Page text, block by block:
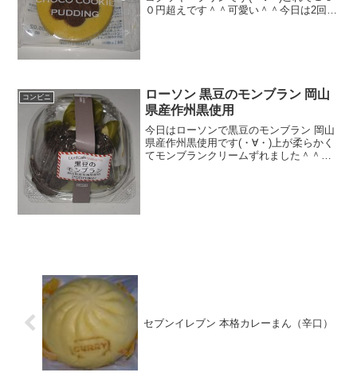
０円超えです＾＾可愛い＾＾今日は2回更
コンビニ
ローソン 黒豆のモンブラン 岡山
県産作州黒使用
今日はローソンで黒豆のモンブラン 岡山
県産作州黒使用です(・∀・)上が柔らかく
てモンブランクリームずれました＾＾黒
セブンイレブン 本格カレーまん（辛口）